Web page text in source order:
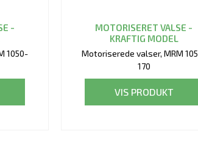
-
1050-
MOTORISERET VALSE -
KRAFTIG MODEL
Motoriserede valser, MRM
170
VIS PRODUKT